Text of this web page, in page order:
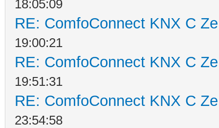
18:05:09
RE: ComfoConnect KNX C
19:00:21
RE: ComfoConnect KNX C
19:51:31
RE: ComfoConnect KNX C
23:54:58